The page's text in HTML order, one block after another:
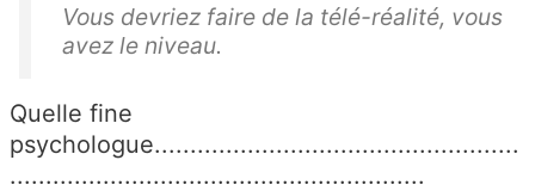
Vous devriez faire de la télé-réalité, vous
avez le niveau.
Quelle fine
psychologue...................................................
..........................................................